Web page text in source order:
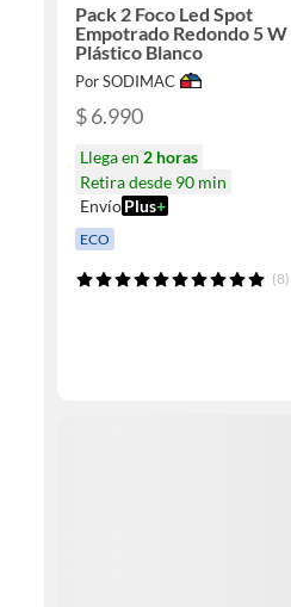
Pack 2 Foco Led Spot
Empotrado Redondo 5 W
Plástico Blanco
Por SODIMAC
$ 6.990
Llega en 2 horas
Retira desde 90 min
EnvíoPlus+
ECO
(8)